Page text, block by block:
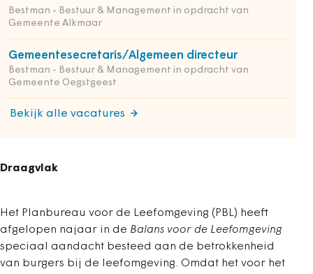
Bestman - Bestuur & Management in opdracht van
Gemeente Alkmaar
Gemeentesecretaris/Algemeen directeur
Bestman - Bestuur & Management in opdracht van
Gemeente Oegstgeest
Bekijk alle vacatures
Draagvlak
Het Planbureau voor de Leefomgeving (PBL) heeft
afgelopen najaar in de Balans voor de Leefomgeving
speciaal aandacht besteed aan de betrokkenheid
van burgers bij de leefomgeving. Omdat het voor het